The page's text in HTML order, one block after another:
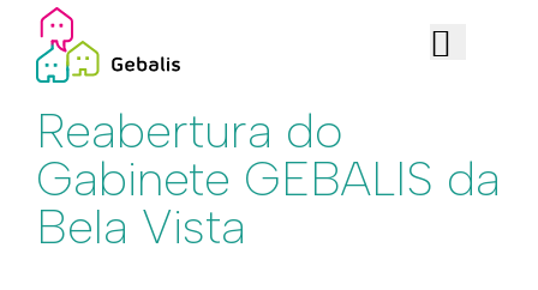
Institucional
Reabertura do
Gabinete GEBALIS da
Bela Vista